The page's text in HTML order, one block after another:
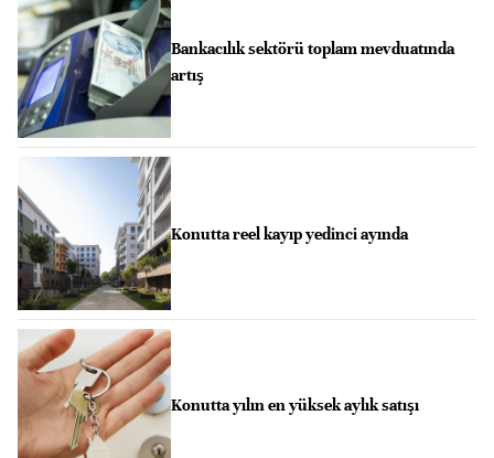
Bankacılık sektörü toplam mevduatında
artış
Konutta reel kayıp yedinci ayında
Konutta yılın en yüksek aylık satışı